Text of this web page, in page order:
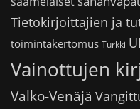
Tietokirjoittajien ja
toimintakertomus Turkki
Vainottujen
Valko-Venäjä